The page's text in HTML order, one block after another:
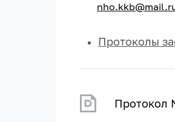
Протоколы
Протокол